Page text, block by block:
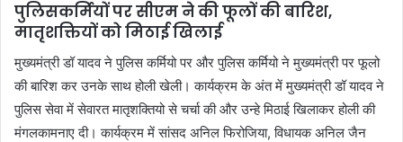
पुलिसकर्मियों पर सीएम ने की फूलों की बारिश,
मातृशक्तियों को मिठाई खिलाई
मुख्यमंत्री डॉ यादव ने पुलिस कर्मियो पर और पुलिस कर्मियो ने मुख्यमंत्री पर फूलो
की बारिश कर उनके साथ होली खेली। कार्यक्रम के अंत में मुख्यमंत्री डॉ यादव ने
पुलिस सेवा में सेवारत मातृशक्तियो से चर्चा की और उन्हे मिठाई खिलाकर होली की
मंगलकामनाए दी। कार्यक्रम में सांसद अनिल फिरोजिया, विधायक अनिल जैन